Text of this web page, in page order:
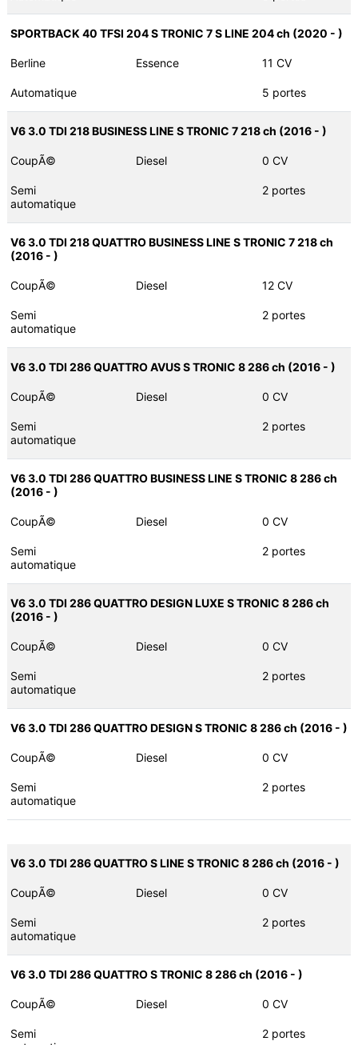
SPORTBACK 40 TFSI 204 S TRONIC 7 S LINE 204 ch (2020 - )
Berline Essence 11 CV
Automatique 5 portes
V6 3.0 TDI 218 BUSINESS LINE S TRONIC 7 218 ch (2016 - )
CoupÃ© Diesel 0 CV
Semi
automatique
2 portes
V6 3.0 TDI 218 QUATTRO BUSINESS LINE S TRONIC 7 218 ch
(2016 - )
CoupÃ© Diesel 12 CV
Semi
automatique
2 portes
V6 3.0 TDI 286 QUATTRO AVUS S TRONIC 8 286 ch (2016 - )
CoupÃ© Diesel 0 CV
Semi
automatique
2 portes
V6 3.0 TDI 286 QUATTRO BUSINESS LINE S TRONIC 8 286 ch
(2016 - )
CoupÃ© Diesel 0 CV
Semi
automatique
2 portes
V6 3.0 TDI 286 QUATTRO DESIGN LUXE S TRONIC 8 286 ch
(2016 - )
CoupÃ© Diesel 0 CV
Semi
automatique
2 portes
V6 3.0 TDI 286 QUATTRO DESIGN S TRONIC 8 286 ch (2016 - )
CoupÃ© Diesel 0 CV
Semi
automatique
2 portes
V6 3.0 TDI 286 QUATTRO S LINE S TRONIC 8 286 ch (2016 - )
CoupÃ© Diesel 0 CV
Semi
automatique
2 portes
V6 3.0 TDI 286 QUATTRO S TRONIC 8 286 ch (2016 - )
CoupÃ© Diesel 0 CV
Semi
2 portes